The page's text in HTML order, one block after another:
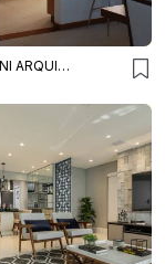
VIGGIANI ARQUITETURA